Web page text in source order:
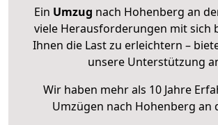
Ein Umzug nach Hohenberg an
viele Herausforderungen mit sich
Ihnen die Last zu erleichtern –
unsere Unterstützung
Wir haben mehr als 10 Jahre
Umzügen nach Hohenberg an